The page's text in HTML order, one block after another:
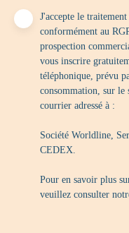
J'accepte le
conformément au
prospection
vous inscrire
téléphonique, prévu
consommation, sur
courrier adressé à :
Société Worldline,
CEDEX.
Pour en savoir plus
veuillez consulter